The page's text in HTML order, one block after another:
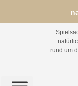
rund um